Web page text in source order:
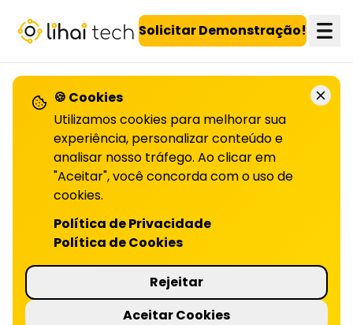
LiHai - Página inicial Solicitar Demonstração!
VOLTAR PARA O BLOG
Programas de fidelidade
NO CARTÃO DE CRÉDITO | LIHAI
Quer ganhar ao gastar? Descubra como
funcionam os programas de fidelidade no
cartão de crédito, e escolha o melhor para
seu perfil! Leia o artigo.
3 minutos de leitura
🍪 Cookies
Utilizamos cookies para melhorar sua
experiência, personalizar conteúdo e
analisar nosso tráfego. Ao clicar em
"Aceitar", você concorda com o uso de
cookies.
Política de Privacidade
Política de Cookies
Rejeitar
Aceitar Cookies